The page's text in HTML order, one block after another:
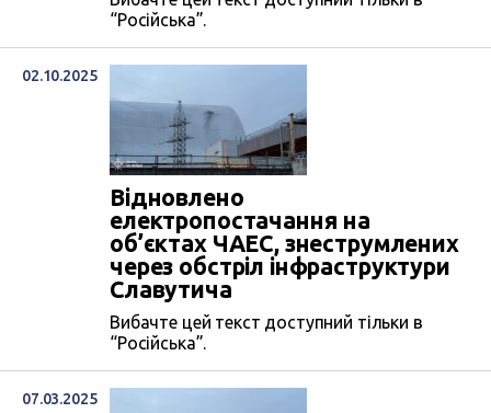
“Російська”.
02.10.2025
Відновлено
електропостачання на
об’єктах ЧАЕС, знеструмлених
через обстріл інфраструктури
Славутича
Вибачте цей текст доступний тільки в
“Російська”.
07.03.2025